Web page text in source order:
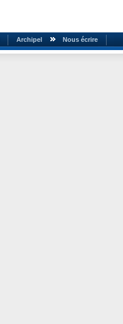
Archipel Nous écrire